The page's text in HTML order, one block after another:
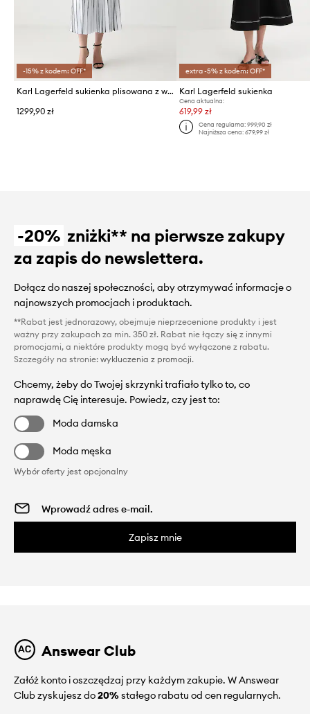
-15% z kodem: OFF*
Karl Lagerfeld sukienka plisowana z wiskozą
1299,90 zł
extra -5% z kodem: OFF*
Karl Lagerfeld sukienka
Cena aktualna:
619,99 zł
Cena regularna: 999,90 zł
Najniższa cena: 679,99 zł
-20% zniżki** na pierwsze zakupy
za zapis do newslettera.
Dołącz do naszej społeczności, aby otrzymywać informacje o
najnowszych promocjach i produktach.
**Rabat jest jednorazowy, obejmuje nieprzecenione produkty i jest
ważny przy zakupach za min. 350 zł. Rabat nie łączy się z innymi
promocjami, a niektóre produkty mogą być wyłączone z rabatu.
Szczegóły na stronie: wykluczenia z promocji.
Chcemy, żeby do Twojej skrzynki trafiało tylko to, co
naprawdę Cię interesuje. Powiedz, czy jest to:
Moda damska
Moda męska
Wybór oferty jest opcjonalny
Zapisz mnie
Answear Club
Załóż konto i oszczędzaj przy każdym zakupie. W Answear
Club zyskujesz do20%stałego rabatu od cen regularnych.